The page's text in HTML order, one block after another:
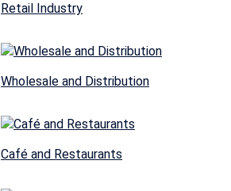
Retail Industry
Wholesale and Distribution
Café and Restaurants